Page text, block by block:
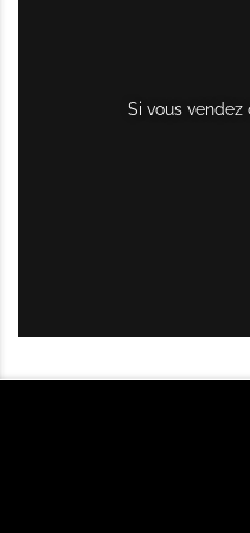
Si vous